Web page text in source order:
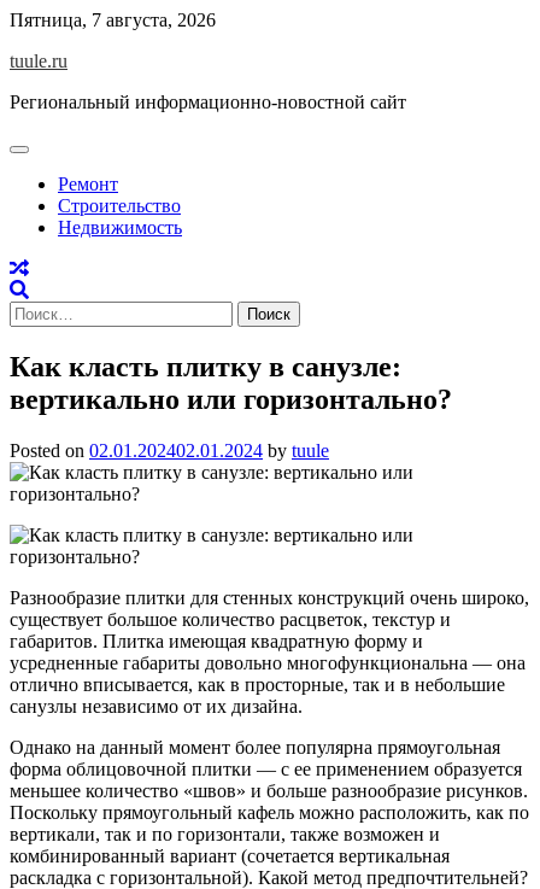
Skip
content
Пятница, 7 августа, 2026
tuule.ru
Региональный информационно-новостной сайт
Ремонт
Строительство
Недвижимость
Найти:
Как класть плитку в санузле:
вертикально или горизонтально?
Posted on 02.01.202402.01.2024 by tuule
Разнообразие плитки для стенных конструкций очень широко,
существует большое количество расцветок, текстур и
габаритов. Плитка имеющая квадратную форму и
усредненные габариты довольно многофункциональна — она
отлично вписывается, как в просторные, так и в небольшие
санузлы независимо от их дизайна.
Однако на данный момент более популярна прямоугольная
форма облицовочной плитки — с ее применением образуется
меньшее количество «швов» и больше разнообразие рисунков.
Поскольку прямоугольный кафель можно расположить, как по
вертикали, так и по горизонтали, также возможен и
комбинированный вариант (сочетается вертикальная
раскладка с горизонтальной). Какой метод предпочтительней?